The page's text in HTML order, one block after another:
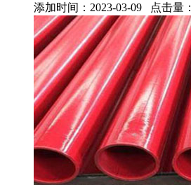
添加时间：2023-03-09 点击量：